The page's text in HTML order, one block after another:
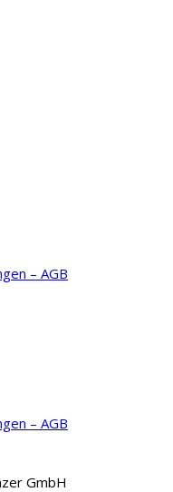
– AGB
– AGB
GmbH